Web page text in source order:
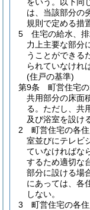
は、当該部分の
規則で定める措
5
住宅の給水、
力上主要な部分
うことができる
られていなけれ
(住戸の基準)
第9条
町営住宅
共用部分の床面
る。 ただし、共
及び浴室を設け
2
町営住宅の各
室並びにテレビ
ていなければな
するため適切な
部分に設ける場
にあっては、各
しない。
3
町営住宅の各